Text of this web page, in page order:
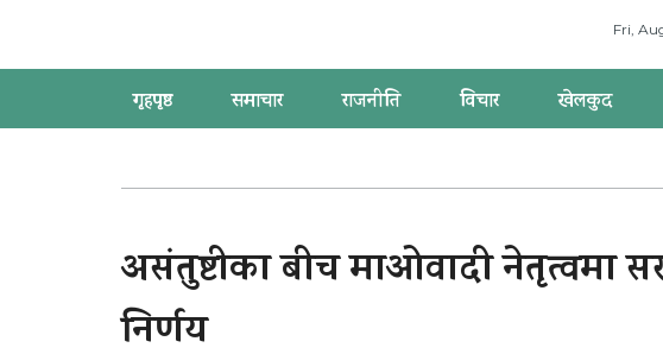
Fri,
गृहपृष्ठ समाचार राजनीति विचार खेलकुद
असंतुष्टीका बीच माओवादी नेतृत्वमा
निर्णय